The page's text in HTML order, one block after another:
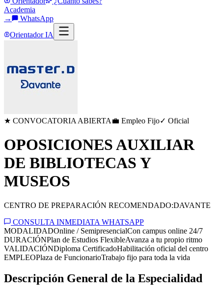
Academia
→
WhatsApp
Orientador IA
★ CONVOCATORIA ABIERTA 💼 Empleo Fijo✓ Oficial
OPOSICIONES AUXILIAR
DE BIBLIOTECAS Y
MUSEOS
CENTRO DE PREPARACIÓN RECOMENDADO:DAVANTE
CONSULTA INMEDIATA WHATSAPP
MODALIDADOnline / SemipresencialCon campus online 24/7
DURACIÓNPlan de Estudios FlexibleAvanza a tu propio ritmo
VALIDACIÓNDiploma CertificadoHabilitación oficial del centro
EMPLEOPlaza de FuncionarioTrabajo fijo para toda la vida
Descripción General de la Especialidad